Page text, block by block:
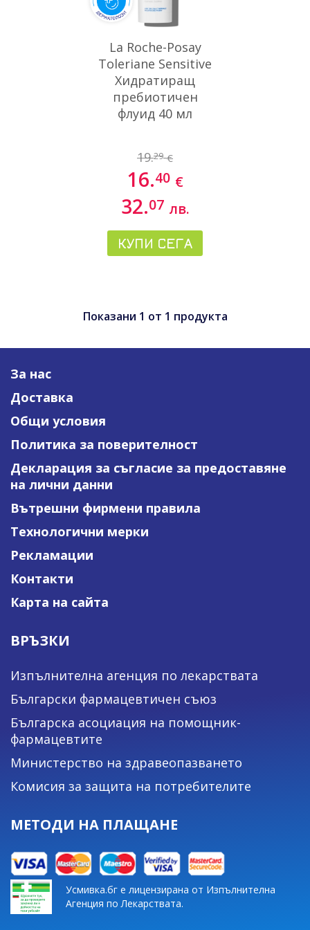
La Roche-Posay
Toleriane Sensitive
Хидратиращ
пребиотичен
флуид 40 мл
19.29 €
16.40 €
32.07 лв.
КУПИ СЕГА
Показани 1 от 1 продукта
За нас
Доставка
Общи условия
Политика за поверителност
Декларация за съгласие за предоставяне
на лични данни
Вътрешни фирмени правила
Технологични мерки
Рекламации
Контакти
Карта на сайта
ВРЪЗКИ
Изпълнителна агенция по лекарствата
Български фармацевтичен съюз
Българска асоциация на помощник-
фармацевтите
Министерство на здравеопазването
Комисия за защита на потребителите
МЕТОДИ НА ПЛАЩАНЕ
Усмивка.бг е лицензирана от Изпълнителна
Агенция по Лекарствата.